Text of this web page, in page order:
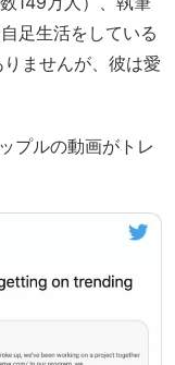
足生活をしている
ませんが、彼は愛
プルの動画がトレ